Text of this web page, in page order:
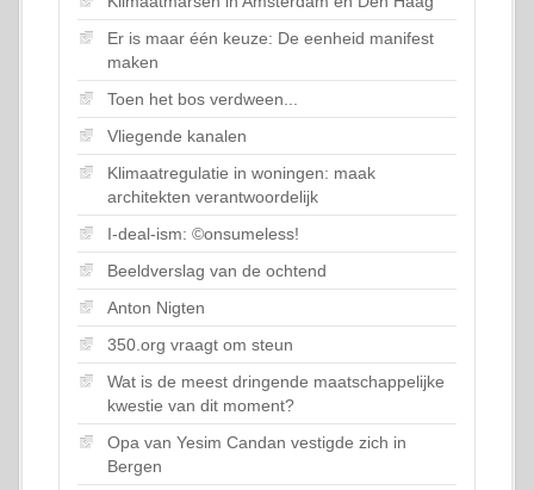
Er is maar één keuze: De eenheid manifest
maken
Toen het bos verdween...
Vliegende kanalen
Klimaatregulatie in woningen: maak
architekten verantwoordelijk
I-deal-ism: ©onsumeless!
Beeldverslag van de ochtend
Anton Nigten
350.org vraagt om steun
Wat is de meest dringende maatschappelijke
kwestie van dit moment?
Opa van Yesim Candan vestigde zich in
Bergen